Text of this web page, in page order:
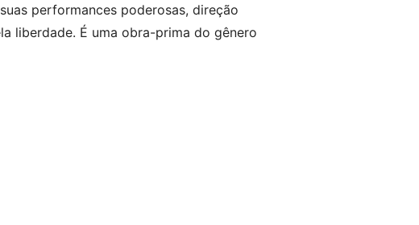
performances poderosas, direção
liberdade. É uma obra-prima do gênero